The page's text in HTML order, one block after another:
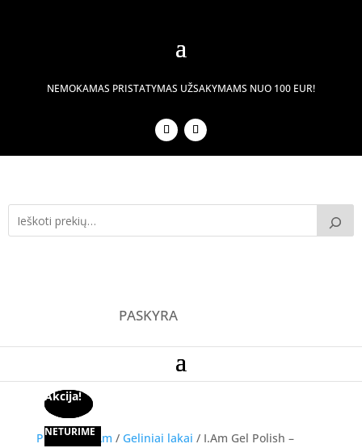
NEMOKAMAS PRISTATYMAS UŽSAKYMAMS NUO 100 EUR!
PASKYRA
Pradžia/I.Am / Geliniai lakai / I.Am Gel Polish –
Akcija!
NETURIME
Akcija!
NETURIME
Akcija!
NETURIME